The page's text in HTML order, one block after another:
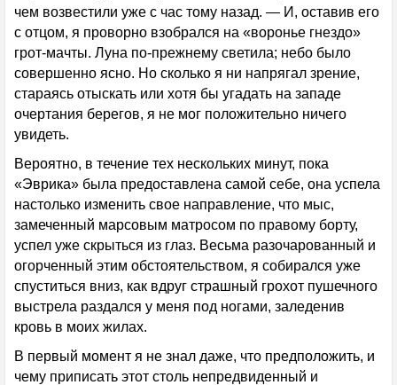
чем возвестили уже с час тому назад. — И, оставив его
с отцом, я проворно взобрался на «воронье гнездо»
грот-мачты. Луна по-прежнему светила; небо было
совершенно ясно. Но сколько я ни напрягал зрение,
стараясь отыскать или хотя бы угадать на западе
очертания берегов, я не мог положительно ничего
увидеть.
Вероятно, в течение тех нескольких минут, пока
«Эврика» была предоставлена самой себе, она успела
настолько изменить свое направление, что мыс,
замеченный марсовым матросом по правому борту,
успел уже скрыться из глаз. Весьма разочарованный и
огорченный этим обстоятельством, я собирался уже
спуститься вниз, как вдруг страшный грохот пушечного
выстрела раздался у меня под ногами, заледенив
кровь в моих жилах.
В первый момент я не знал даже, что предположить, и
чему приписать этот столь непредвиденный и